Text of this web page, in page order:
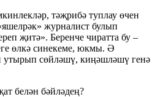
тәҗрибә туплау өчен
журналист булып
җитә». Беренче чиратта бу –
өлкә синекеме, юкмы. Ә
утырып сөйләшү, киңәшләшү генә
белән бәйләдең?